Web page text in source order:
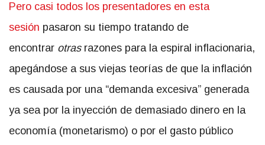
Pero casi todos los presentadores en esta
sesión pasaron su tiempo tratando de
encontrar otras razones para la espiral inflacionaria,
apegándose a sus viejas teorías de que la inflación
es causada por una “demanda excesiva” generada
ya sea por la inyección de demasiado dinero en la
economía (monetarismo) o por el gasto público